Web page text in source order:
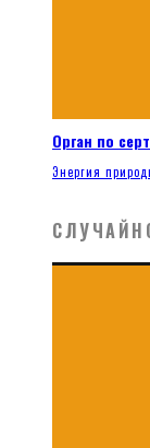
Орган по
Энергия